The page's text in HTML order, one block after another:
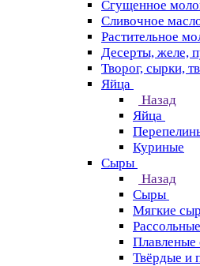
Сгущенное
Сливочное
Растительное
Десерты, желе,
Творог, сырки,
Яйца
Назад
Яйца
Куриные
Сыры
Назад
Сыры
Мягкие
Твёрдые и